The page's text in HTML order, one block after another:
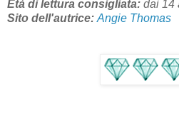
Età di lettura consigliata: dai 14
Sito dell'autrice: Angie Thomas